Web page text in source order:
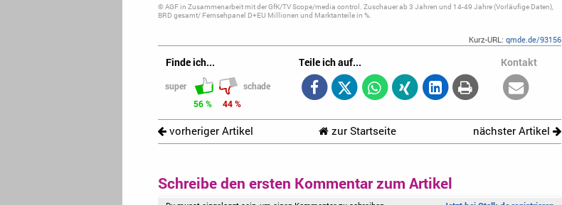
© AGF in Zusammenarbeit mit der GfK/TV Scope/media control. Zuschauer ab 3 Jahren und 14-49 Jahre (Vorläufige Daten),
BRD gesamt/ Fernsehpanel D+EU Millionen und Marktanteile in %.
Kurz-URL:qmde.de/93156
Finde ich...
super
schade
56 %
44 %
Teile ich auf... Kontakt
vorheriger Artikel zur Startseite nächster Artikel
Schreibe den ersten Kommentar zum Artikel